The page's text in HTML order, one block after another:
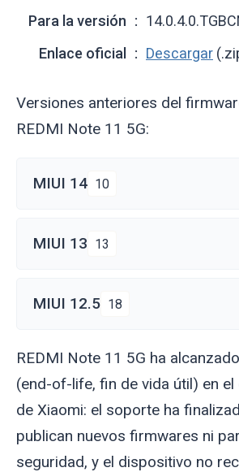
Para la versión
Enlace oficial
Descargar
Versiones anteriores del
REDMI Note 11 5G:
MIUI 14 10
MIUI 13 13
MIUI 12.5 18
REDMI Note 11 5G ha
(end-of-life, fin de vida útil) en
de Xiaomi: el soporte ha
publican nuevos firmwares ni
seguridad, y el dispositivo no